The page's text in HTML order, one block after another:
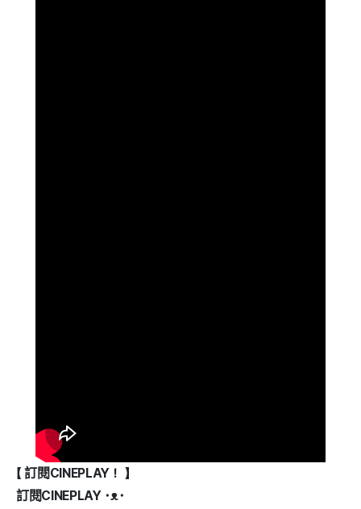
【 訂閱CINEPLAY！ 】
訂閱CINEPLAY ･ᴥ･